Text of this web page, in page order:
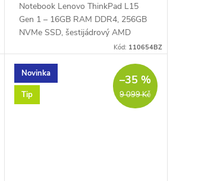
Notebook Lenovo ThinkPad L15
Gen 1 – 16GB RAM DDR4, 256GB
NVMe SSD, šestijádrový AMD
Ryzen™ 5 PRO 4650U 2,1 GHz až
Full HD IPS displej 1920 ×...
Kód: 110654BZ
Novinka
Tip
9 099 Kč
–35 %